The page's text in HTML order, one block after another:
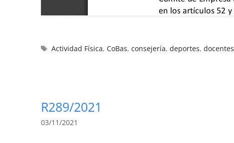
Actividad Física,CoBas,consejería,deportes,docentes
R289/2021
03/11/2021